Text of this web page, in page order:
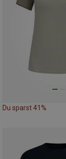
Du sparst 41%